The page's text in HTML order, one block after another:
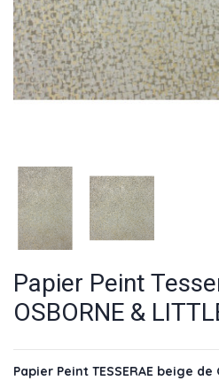
Papier Peint
OSBORNE &
Papier Peint TESSERAE beige de